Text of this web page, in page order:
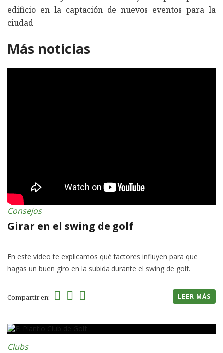
edificio en la captación de nuevos eventos para la
ciudad
Más noticias
Consejos
Girar en el swing de golf
En este video te explicamos qué factores influyen para que
hagas un buen giro en la subida durante el swing de golf.
Compartir en: LEER MÁS
Clubs